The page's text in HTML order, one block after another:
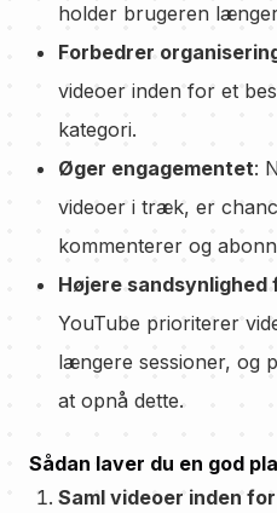
holder brugeren
Forbedrer
videoer inden for et
kategori.
Øger engagementet:
videoer i træk, er
kommenterer og
Højere
YouTube prioriterer
længere sessioner, og
at opnå dette.
Sådan laver du en god
Saml videoer inden